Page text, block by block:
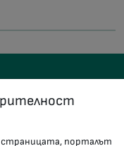
порталът